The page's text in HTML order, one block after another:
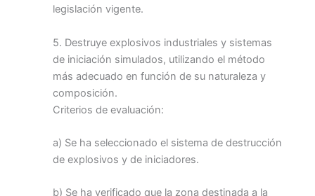
legislación vigente.
5. Destruye explosivos industriales y sistemas
de iniciación simulados, utilizando el método
más adecuado en función de su naturaleza y
composición.
Criterios de evaluación:
a) Se ha seleccionado el sistema de destrucción
de explosivos y de iniciadores.
b) Se ha verificado que la zona destinada a la